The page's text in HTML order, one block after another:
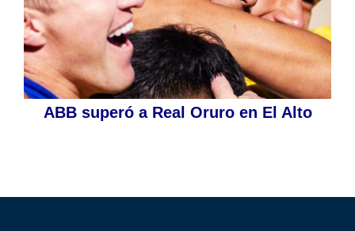
ABB superó a Real Oruro en El Alto